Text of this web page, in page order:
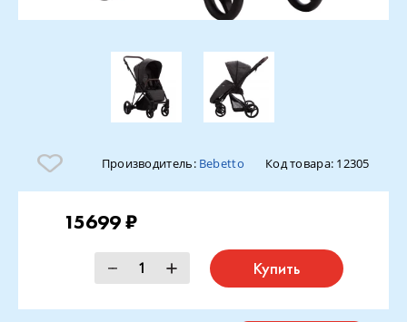
Производитель: Bebetto Код товара: 12305
15699 ₽
Купить